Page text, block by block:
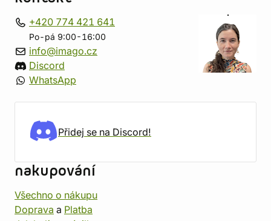
+420 774 421 641
Po-pá 9:00-16:00
info@imago.cz
Discord
WhatsApp
Přidej se na Discord!
nakupování
Všechno o nákupu
Doprava a Platba